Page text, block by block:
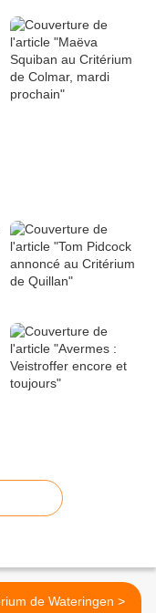
Critérium de Wateringen >